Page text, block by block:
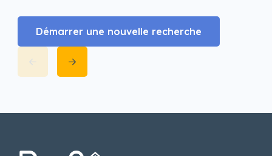
Démarrer une nouvelle recherche